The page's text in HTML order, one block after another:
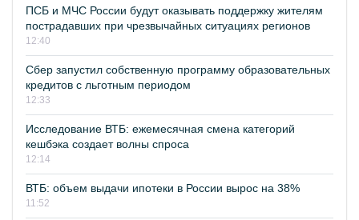
ПСБ и МЧС России будут оказывать поддержку жителям
пострадавших при чрезвычайных ситуациях регионов
12:40
Сбер запустил собственную программу образовательных
кредитов с льготным периодом
12:33
Исследование ВТБ: ежемесячная смена категорий
кешбэка создает волны спроса
12:14
ВТБ: объем выдачи ипотеки в России вырос на 38%
11:52